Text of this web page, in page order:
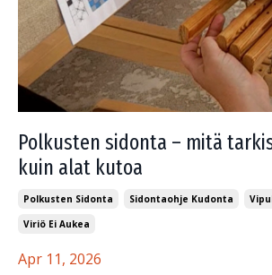
Polkusten sidonta – mitä
kuin alat kutoa
Polkusten Sidonta Sidontaohje Kudonta
Viriö Ei Aukea
Apr 11, 2026